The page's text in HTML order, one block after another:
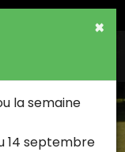
×
la semaine
14 septembre